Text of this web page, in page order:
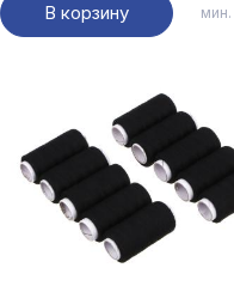
В корзину мин.